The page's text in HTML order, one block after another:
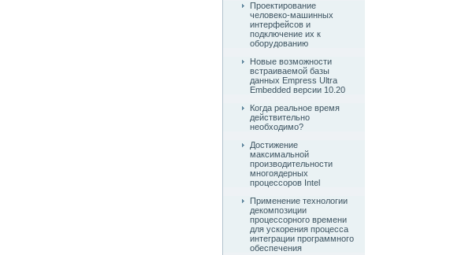
Проектирование
человеко-машинных
интерфейсов и
подключение их к
оборудованию
Новые возможности
встраиваемой базы
данных Empress Ultra
Embedded версии 10.20
Когда реальное время
действительно
необходимо?
Достижение
максимальной
производительности
многоядерных
процессоров Intel
Применение технологии
декомпозиции
процессорного времени
для ускорения процесса
интеграции программного
обеспечения